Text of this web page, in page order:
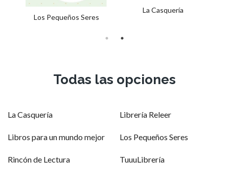
Los Pequeños Seres
La Casquería
Todas las opciones
La Casquería Librería Releer
Libros para un mundo mejor Los Pequeños Seres
Rincón de Lectura TuuuLibrería